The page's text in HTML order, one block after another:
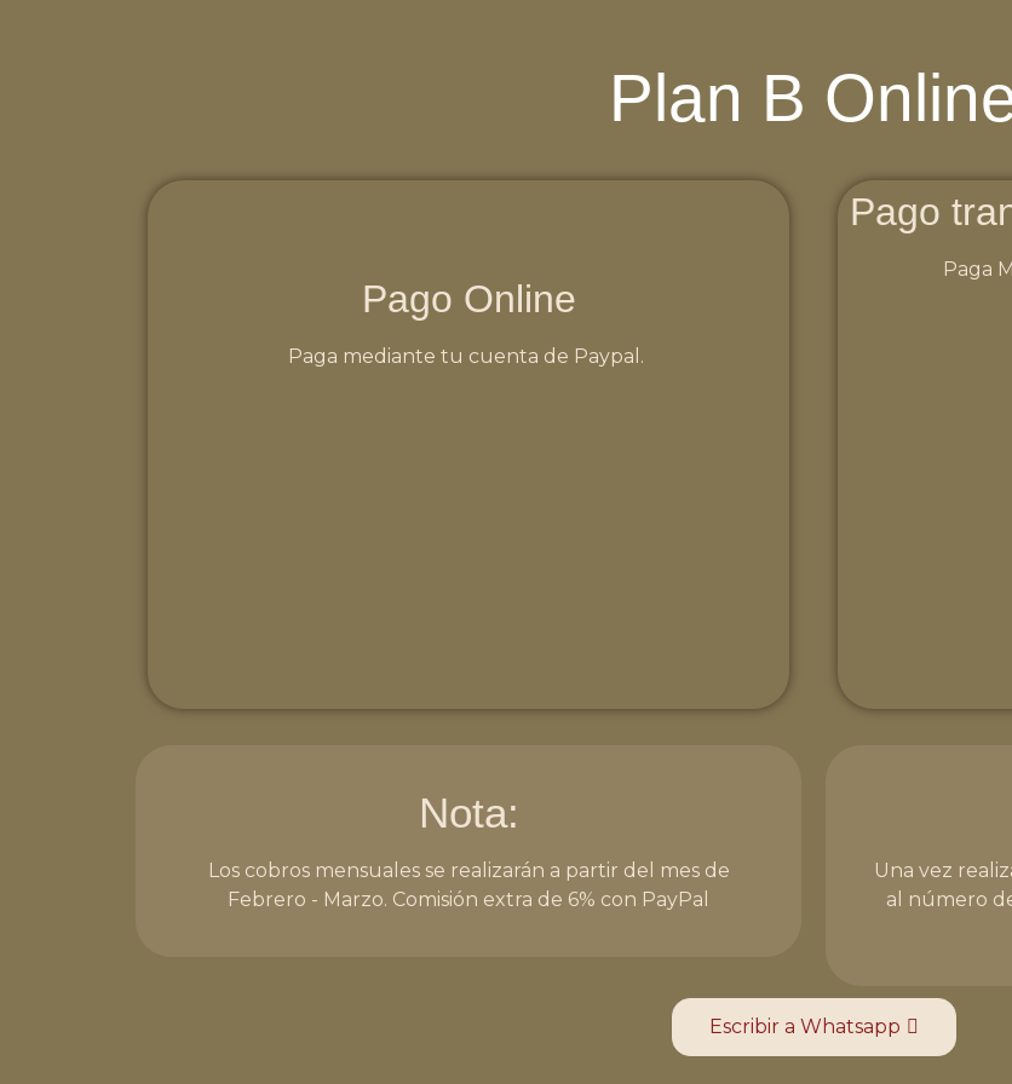
Plan B
Pago Online
Paga mediante tu cuenta de Paypal.
Pago
Paga
Nota:
Los cobros mensuales se realizarán a partir del mes de
Febrero - Marzo. Comisión extra de 6% con PayPal
Una vez
al número
Escribir a Whatsapp